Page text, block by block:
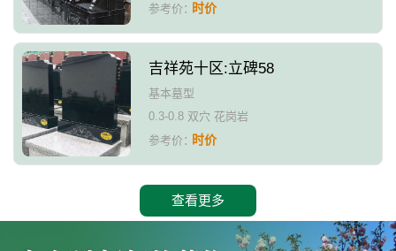
参考价：时价
吉祥苑十区:立碑58
基本墓型
0.3-0.8 双穴 花岗岩
参考价：时价
查看更多